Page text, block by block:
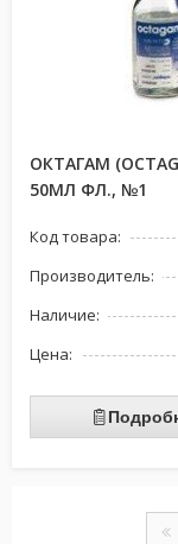
ОКТАГАМ
50МЛ ФЛ., №1
Код товара:
Производитель:
Наличие:
Цена: